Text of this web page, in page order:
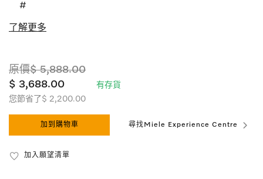
#
了解更多
原價$ 5,888.00
$ 3,688.00
有存貨
您節省了$ 2,200.00
加到購物車 尋找Miele Experience Centre
加入願望清單